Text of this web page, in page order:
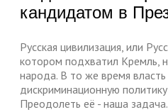
кандидатом в
Русская цивилизация, или
котором подхватил Кремль,
народа. В то же время
дискриминационную
Преодолеть её - наша задача.